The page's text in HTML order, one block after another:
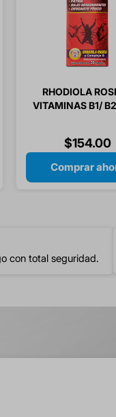
RHODIOLA
VITAMINAS B1/
$154.00
Comprar
con total seguridad.